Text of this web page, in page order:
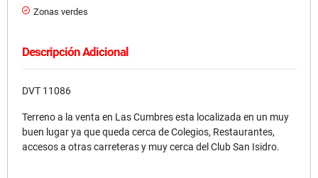
Zonas verdes
Descripción Adicional
DVT 11086
Terreno a la venta en Las Cumbres esta localizada en un muy
buen lugar ya que queda cerca de Colegios, Restaurantes,
accesos a otras carreteras y muy cerca del Club San Isidro.